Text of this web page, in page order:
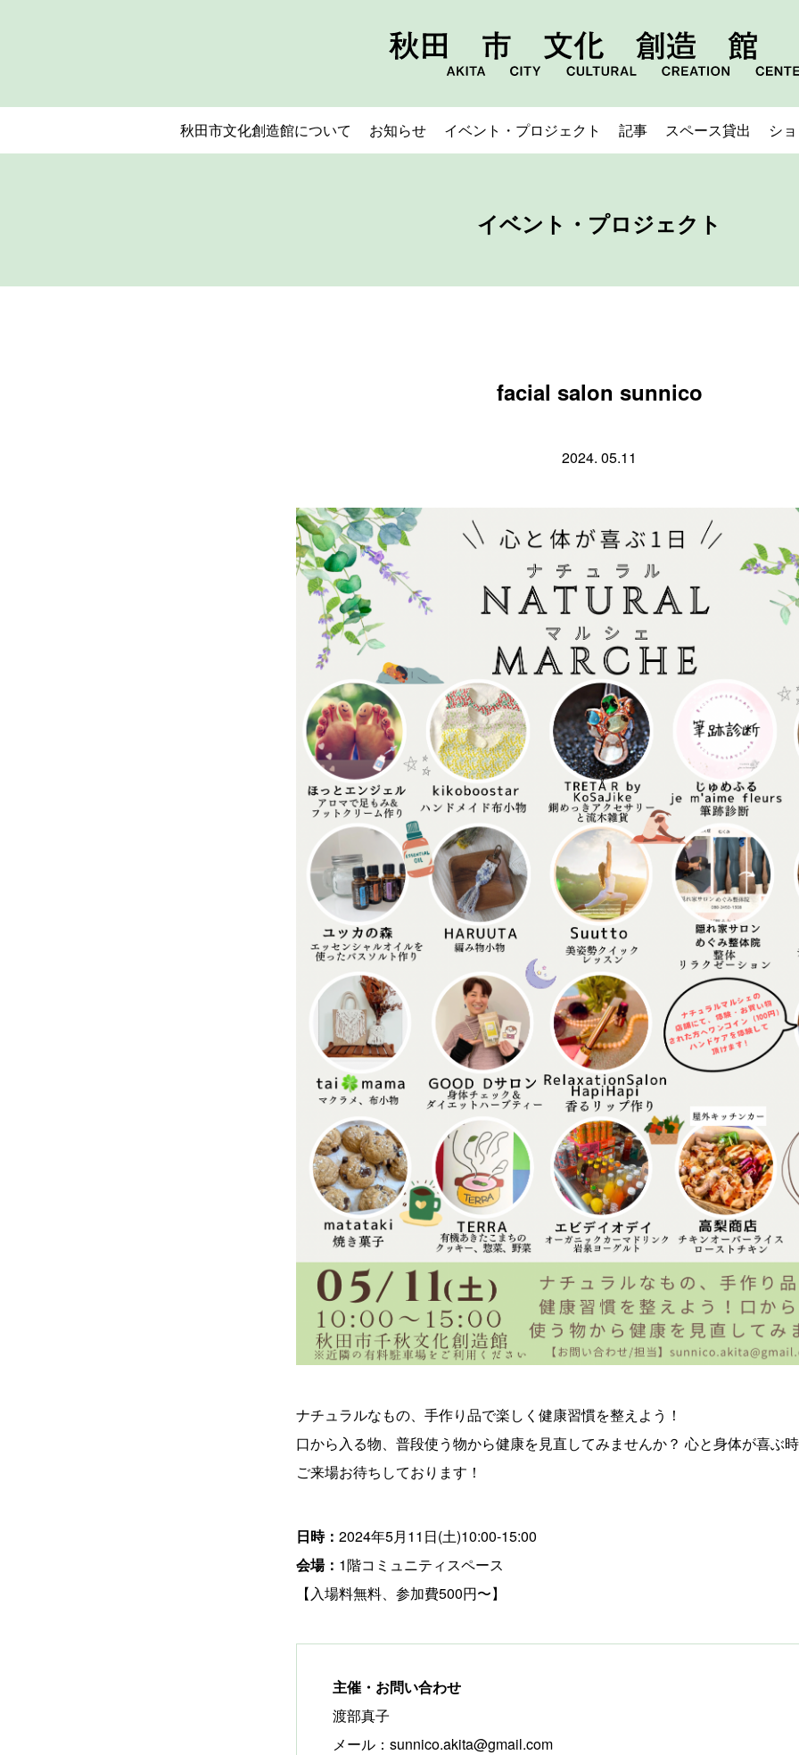
秋田市文化創造館について お知らせ イベント・プロジェクト 記事 スペース貸出 シ
イベント・プロジェクト
facial salon sunnico
2024. 05.11
ナチュラルなもの、手作り品で楽しく健康習慣を整えよう！
口から入る物、普段使う物から健康を見直してみませんか？ 心と身体が喜ぶ
ご来場お待ちしております！
日時： 2024年5月11日(土)10:00-15:00
会場： 1階コミュニティスペース
【入場料無料、参加費500円〜】
主催・お問い合わせ
渡部真子
メール：sunnico.akita@gmail.com